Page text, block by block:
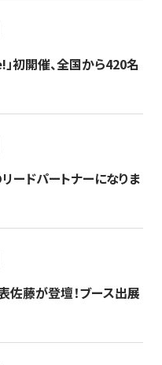
初開催、全国から420名
ードパートナーになりま
佐藤が登壇！ブース出展